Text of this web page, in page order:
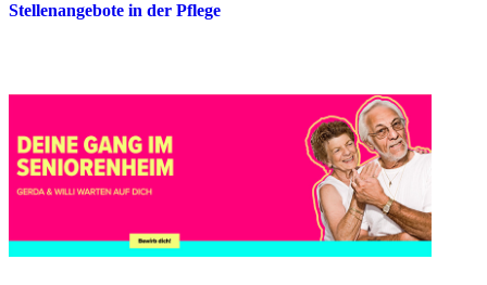
Stellenangebote in der Pflege